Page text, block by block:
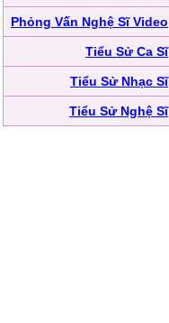
Phỏng Vấn Nghệ Sĩ Video
Tiểu Sử Ca Sĩ
Tiểu Sử Nhạc Sĩ
Tiểu Sử Nghệ Sĩ